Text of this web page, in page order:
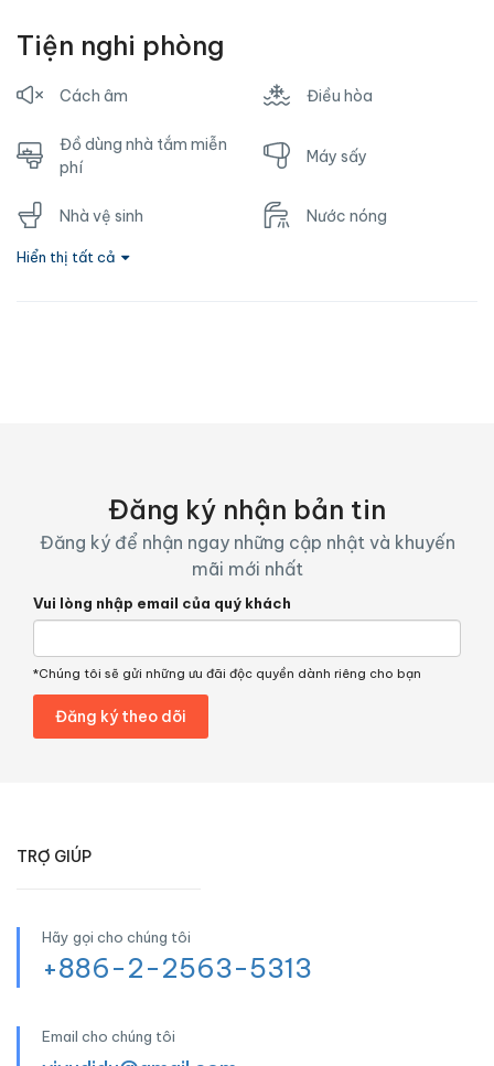
Tiện nghi phòng
Cách âm Điều hòa
Đồ dùng nhà tắm miễn
phí
Máy sấy
Nhà vệ sinh Nước nóng
Ổ cắm gần giường
Hiển thị tất cả
Đăng ký nhận bản tin
Đăng ký để nhận ngay những cập nhật và khuyến
mãi mới nhất
Vui lòng nhập email của quý khách
*Chúng tôi sẽ gửi những ưu đãi độc quyền dành riêng cho bạn
TRỢ GIÚP
Hãy gọi cho chúng tôi
+886-2-2563-5313
Email cho chúng tôi